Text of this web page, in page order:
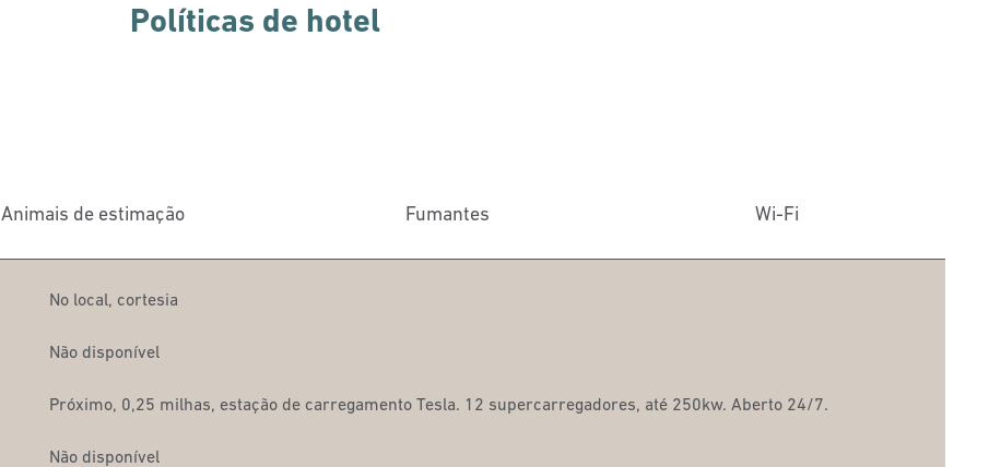
Políticas de hotel
Animais de estimação Fumantes Wi-Fi
No local, cortesia
Não disponível
Próximo, 0,25 milhas, estação de carregamento Tesla. 12 supercarregadores, até 250kw. Aberto 24/7.
Não disponível